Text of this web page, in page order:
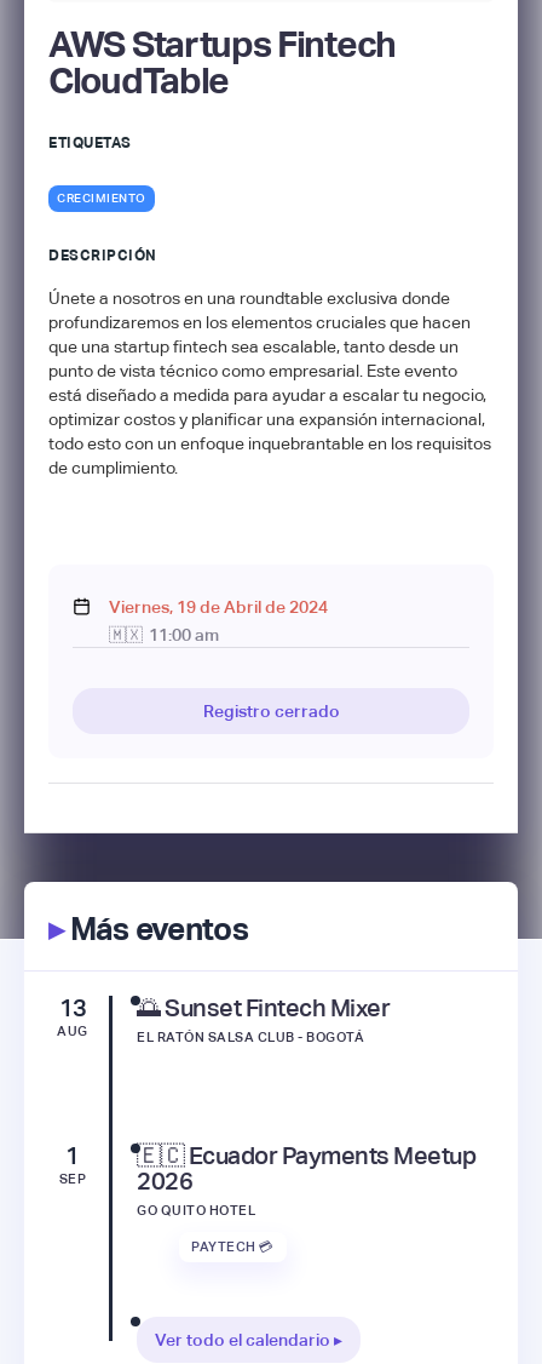
AWS Startups Fintech
CloudTable
ETIQUETAS
CRECIMIENTO
DESCRIPCIÓN
Únete a nosotros en una roundtable exclusiva donde
profundizaremos en los elementos cruciales que hacen
que una startup fintech sea escalable, tanto desde un
punto de vista técnico como empresarial. Este evento
está diseñado a medida para ayudar a escalar tu negocio,
optimizar costos y planificar una expansión internacional,
todo esto con un enfoque inquebrantable en los requisitos
de cumplimiento.
Viernes, 19deAbrilde 2024
🇲🇽 11:00 am
Registro cerrado
▸Más eventos
13
AUG
🌅 Sunset Fintech Mixer
EL RATÓN SALSA CLUB - BOGOTÁ
1
SEP
🇪🇨 Ecuador Payments Meetup
2026
GO QUITO HOTEL
PAYTECH 💳
Ver todo el calendario ▸